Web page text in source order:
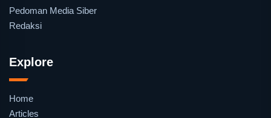
Pedoman Media Siber
Redaksi
Explore
Home
Articles